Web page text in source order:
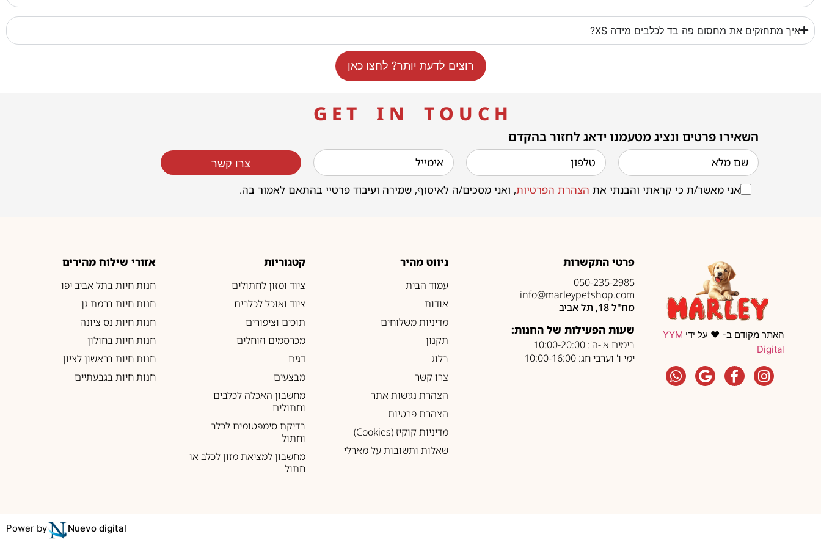
איך מתחזקים את מחסום פה בד לכלבים מידה XS?
רוצים לדעת יותר? לחצו כאן
G E T I N T O U C H
השאירו פרטים ונציג מטעמנו ידאג לחזור בהקדם
אני מאשר/ת כי קראתי והבנתי את הצהרת הפרטיות, ואני מסכים/ה לאיסוף, שמירה ועיבוד פרטיי בהתאם לאמור בה.
צרו קשר
האתר מקודם ב- ❤️ על ידי YYM
Digital
פרטי התקשרות
050-235-2985
info@marleypetshop.com
מח"ל 18, תל אביב
שעות הפעילות של החנות:
בימים א'-ה': 10:00-20:00
ימי ו' וערבי חג: 10:00-16:00
ניווט מהיר
עמוד הבית
אודות
מדיניות משלוחים
תקנון
בלוג
צרו קשר
הצהרת נגישות אתר
הצהרת פרטיות
מדיניות קוקיז (Cookies)
שאלות ותשובות על מארלי
קטגוריות
ציוד ומזון לחתולים
ציוד ואוכל לכלבים
תוכים וציפורים
מכרסמים וזוחלים
דגים
מבצעים
מחשבון האכלה לכלבים
וחתולים
בדיקת סימפטומים לכלב
וחתול
מחשבון למציאת מזון לכלב או
חתול
אזורי שילוח מהירים
חנות חיות בתל אביב יפו
חנות חיות ברמת גן
חנות חיות נס ציונה
חנות חיות בחולון
חנות חיות בראשון לציון
חנות חיות בגבעתיים
Power by Nuevo digital